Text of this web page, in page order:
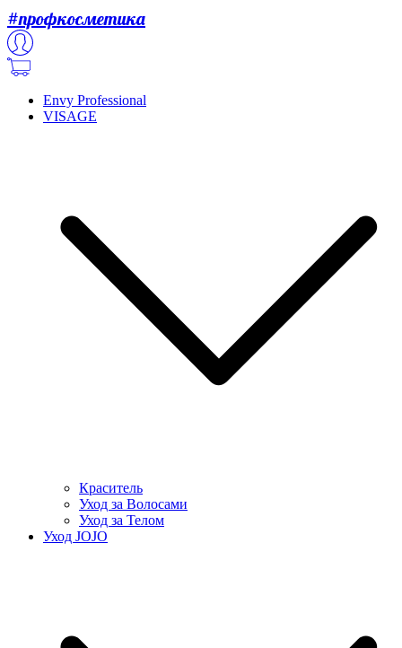
#профкосметика
Envy Professional
VISAGE
Краситель
Уход за Волосами
Уход за Телом
Уход JOJO